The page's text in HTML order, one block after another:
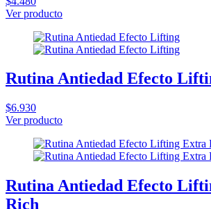
Ver producto
Rutina Antiedad Efecto
$6.930
Ver producto
Rutina Antiedad Efecto
Rich